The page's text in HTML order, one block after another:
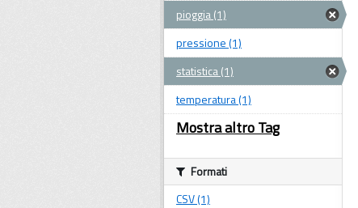
pioggia (1)
pressione (1)
statistica (1)
temperatura (1)
Mostra altro Tag
Formati
CSV (1)